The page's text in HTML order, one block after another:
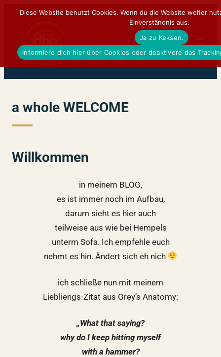
DickerBierBauchDE
a whole WELCOME
Willkommen
in meinem BLOG,
es ist immer noch im Aufbau,
darum sieht es hier auch
teilweise aus wie bei Hempels
unterm Sofa. Ich empfehle euch
nehmt es hin. Ändert sich eh nich
ich schließe nun mit meinem
Liebliengs-Zitat aus Grey’s Anatomy:
„What that saying?
why do I keep hitting myself
with a hammer?
Diese Website benutzt Cookies. Wenn du die Website weiter
Einverständnis aus.
Ja zu Keksen.
Informiere dich hier über Cookies oder deaktivere das